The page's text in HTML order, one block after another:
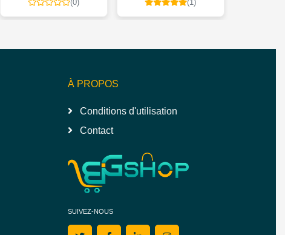
À PROPOS
Conditions d'utilisation
Contact
SUIVEZ-NOUS